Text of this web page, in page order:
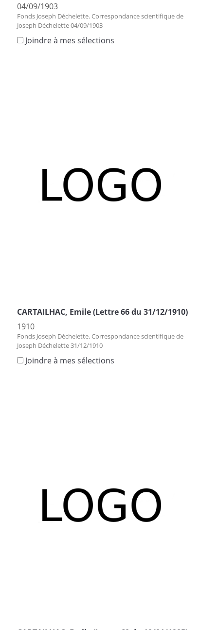
04/09/1903
Fonds Joseph Déchelette. Correspondance scientifique de
Joseph Déchelette 04/09/1903
Joindre à mes sélections
CARTAILHAC, Emile (Lettre 66 du 31/12/1910)
1910
Fonds Joseph Déchelette. Correspondance scientifique de
Joseph Déchelette 31/12/1910
Joindre à mes sélections